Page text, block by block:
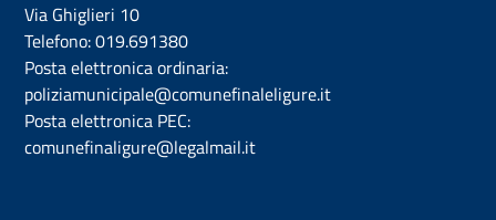
Via Ghiglieri 10
Telefono:019.691380
Posta elettronica ordinaria:
poliziamunicipale@comunefinaleligure.it
Posta elettronica PEC:
comunefinaligure@legalmail.it